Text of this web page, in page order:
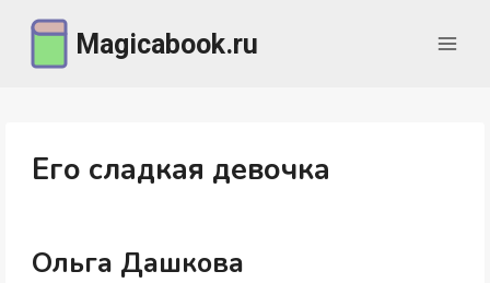
содержимому
Magicabook.ru
Его сладкая девочка
Ольга Дашкова